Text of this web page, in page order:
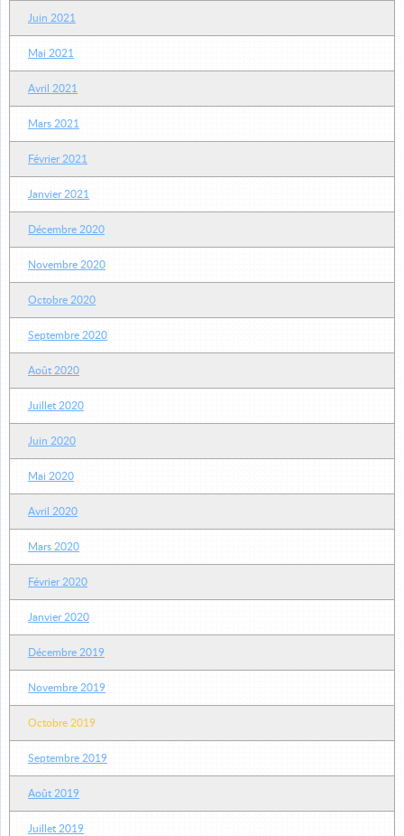
Juin 2021
Mai 2021
Avril 2021
Mars 2021
Février 2021
Janvier 2021
Décembre 2020
Novembre 2020
Octobre 2020
Septembre 2020
Août 2020
Juillet 2020
Juin 2020
Mai 2020
Avril 2020
Mars 2020
Février 2020
Janvier 2020
Décembre 2019
Novembre 2019
Octobre 2019
Septembre 2019
Août 2019
Juillet 2019